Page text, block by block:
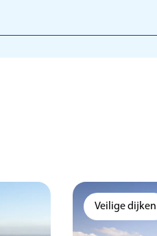
Veilige dijken